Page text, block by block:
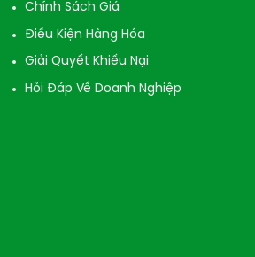
Chính Sách Giá
Điều Kiện Hàng Hóa
Giải Quyết Khiếu Nại
Hỏi Đáp Về Doanh Nghiệp